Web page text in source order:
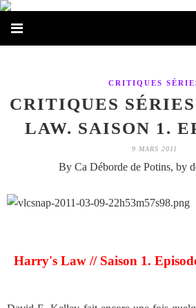
CRITIQUES
CRITIQUES
LAW. SAISON 1.
9 MARS 2011
By Ca Déborde de Potins, by
Harry's Law // Saison 1.